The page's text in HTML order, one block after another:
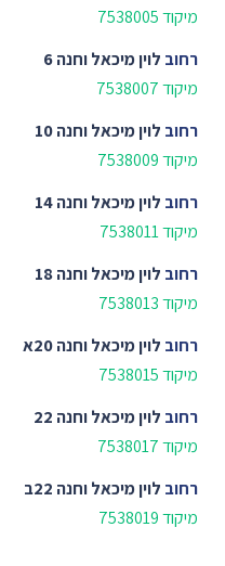
מיקוד 7538005
רחוב לוין מיכאל וחנה 6
מיקוד 7538007
רחוב לוין מיכאל וחנה 10
מיקוד 7538009
רחוב לוין מיכאל וחנה 14
מיקוד 7538011
רחוב לוין מיכאל וחנה 18
מיקוד 7538013
רחוב לוין מיכאל וחנה 20א
מיקוד 7538015
רחוב לוין מיכאל וחנה 22
מיקוד 7538017
רחוב לוין מיכאל וחנה 22ב
מיקוד 7538019